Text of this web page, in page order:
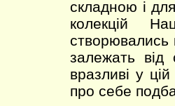
складною і
колекцій
створювались
залежать від
вразливі у
про себе